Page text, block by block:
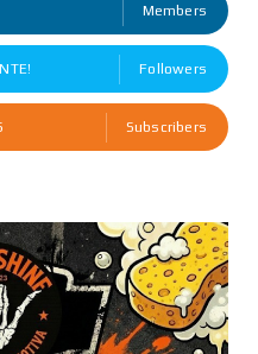
Members
Followers
Subscribers